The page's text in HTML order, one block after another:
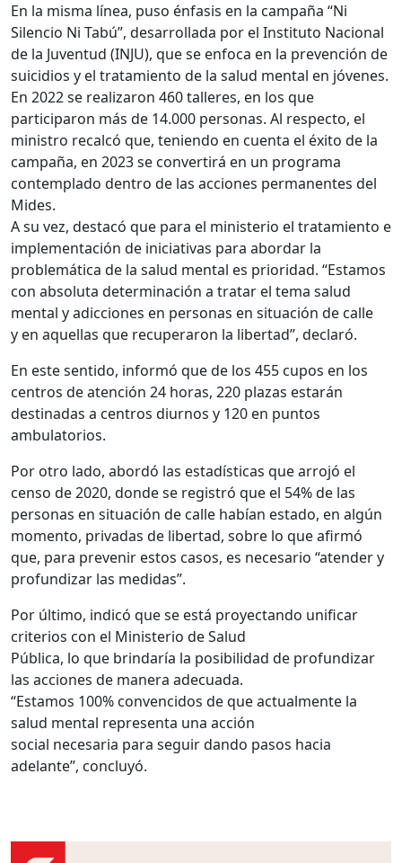
En la misma línea, puso énfasis en la campaña “Ni
Silencio Ni Tabú”, desarrollada por el Instituto Nacional
de la Juventud (INJU), que se enfoca en la prevención de
suicidios y el tratamiento de la salud mental en jóvenes.
En 2022 se realizaron 460 talleres, en los que
participaron más de 14.000 personas. Al respecto, el
ministro recalcó que, teniendo en cuenta el éxito de la
campaña, en 2023 se convertirá en un programa
contemplado dentro de las acciones permanentes del
Mides.
A su vez, destacó que para el ministerio el tratamiento e
implementación de iniciativas para abordar la
problemática de la salud mental es prioridad. “Estamos
con absoluta determinación a tratar el tema salud
mental y adicciones en personas en situación de calle
y en aquellas que recuperaron la libertad”, declaró.
En este sentido, informó que de los 455 cupos en los
centros de atención 24 horas, 220 plazas estarán
destinadas a centros diurnos y 120 en puntos
ambulatorios.
Por otro lado, abordó las estadísticas que arrojó el
censo de 2020, donde se registró que el 54% de las
personas en situación de calle habían estado, en algún
momento, privadas de libertad, sobre lo que afirmó
que, para prevenir estos casos, es necesario “atender y
profundizar las medidas”.
Por último, indicó que se está proyectando unificar
criterios con el Ministerio de Salud
Pública, lo que brindaría la posibilidad de profundizar
las acciones de manera adecuada.
“Estamos 100% convencidos de que actualmente la
salud mental representa una acción
social necesaria para seguir dando pasos hacia
adelante”, concluyó.